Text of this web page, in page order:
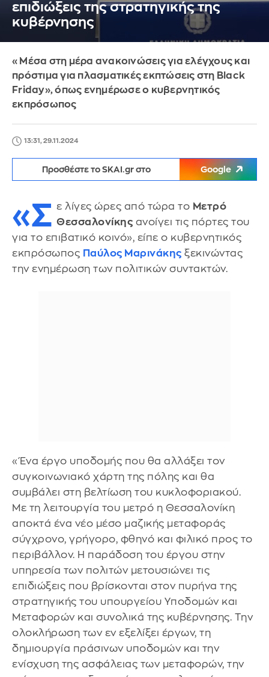
επιδιώξεις της στρατηγικής της
κυβέρνησης
«Μέσα στη μέρα ανακοινώσεις για ελέγχους και
πρόστιμα για πλασματικές εκπτώσεις στη Black
Friday», όπως ενημέρωσε ο κυβερνητικός
εκπρόσωπος
13:31, 29.11.2024
Προσθέστε το SKAI.gr στο Google
«Σ ε λίγες ώρες από τώρα το Μετρό
Θεσσαλονίκης ανοίγει τις πόρτες του
για το επιβατικό κοινό», είπε ο κυβερνητικός
εκπρόσωπος Παύλος Μαρινάκης ξεκινώντας
την ενημέρωση των πολιτικών συντακτών.
«Ένα έργο υποδομής που θα αλλάξει τον
συγκοινωνιακό χάρτη της πόλης και θα
συμβάλει στη βελτίωση του κυκλοφοριακού.
Με τη λειτουργία του μετρό η Θεσσαλονίκη
αποκτά ένα νέο μέσο μαζικής μεταφοράς
σύγχρονο, γρήγορο, φθηνό και φιλικό προς το
περιβάλλον. Η παράδοση του έργου στην
υπηρεσία των πολιτών μετουσιώνει τις
επιδιώξεις που βρίσκονται στον πυρήνα της
στρατηγικής του υπουργείου Υποδομών και
Μεταφορών και συνολικά της κυβέρνησης. Την
ολοκλήρωση των εν εξελίξει έργων, τη
δημιουργία πράσινων υποδομών και την
ενίσχυση της ασφάλειας των μεταφορών, την